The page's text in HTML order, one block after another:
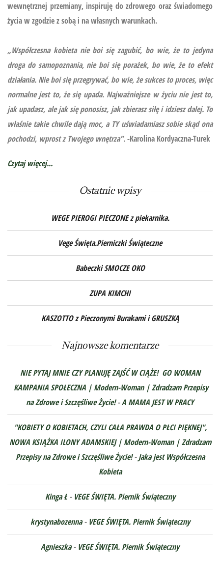
wewnętrznej przemiany, inspiruję do zdrowego oraz świadomego
życia w zgodzie z sobą i na własnych warunkach.
„Współczesna kobieta nie boi się zagubić, bo wie, że to jedyna
droga do samopoznania, nie boi się porażek, bo wie, że to efekt
działania. Nie boi się przegrywać, bo wie, że sukces to proces, więc
normalne jest to, że się upada. Najważniejsze w życiu nie jest to,
jak upadasz, ale jak się ponosisz, jak zbierasz siłę i idziesz dalej. To
właśnie takie chwile dają moc, a TY uświadamiasz sobie skąd ona
pochodzi, wprost z Twojego wnętrza”.-Karolina Kordyaczna-Turek
Czytaj więcej...
Ostatnie wpisy
WEGE PIEROGI PIECZONE z piekarnika.
Vege Święta.Pierniczki Świąteczne
Babeczki SMOCZE OKO
ZUPA KIMCHI
KASZOTTO z Pieczonymi Burakami i GRUSZKĄ
Najnowsze komentarze
NIE PYTAJ MNIE CZY PLANUJĘ ZAJŚĆ W CIĄŻE! GO WOMAN
KAMPANIA SPOŁECZNA | Modern-Woman | Zdradzam Przepisy
na Zdrowe i Szczęśliwe Życie!-A MAMA JEST W PRACY
"KOBIETY O KOBIETACH, CZYLI CAŁA PRAWDA O PŁCI PIĘKNEJ",
NOWA KSIĄŻKA ILONY ADAMSKIEJ | Modern-Woman | Zdradzam
Przepisy na Zdrowe i Szczęśliwe Życie!-Jaka jest Współczesna
Kobieta
Kinga Ł- VEGE ŚWIĘTA. Piernik Świąteczny
krystynabozenna- VEGE ŚWIĘTA. Piernik Świąteczny
Agnieszka- VEGE ŚWIĘTA. Piernik Świąteczny